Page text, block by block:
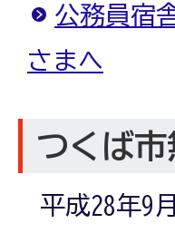
公務員宿
さまへ
つくば市
平成28年9